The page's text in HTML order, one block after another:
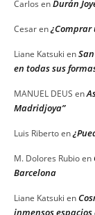
Carlos enDurán
Cesaren¿Comprar
Liane Katsuki en
en todas sus
MANUEL DEUS en
Madridjoya”
Luis Ribertoen
M. Dolores Rubioen
Barcelona
Liane Katsuki en
inmensos